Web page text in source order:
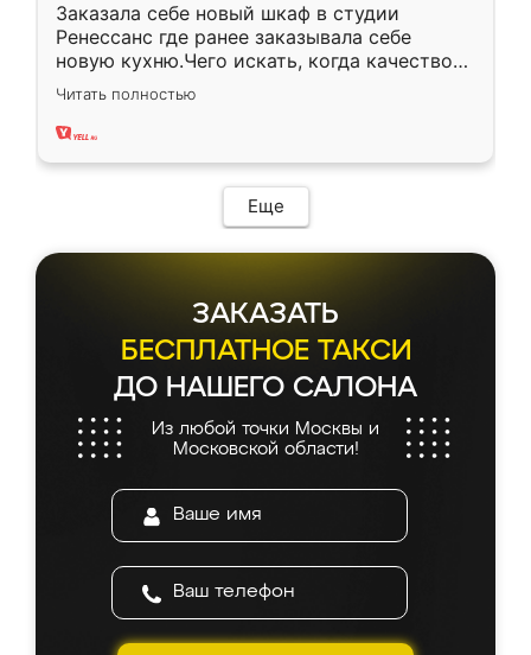
Заказала себе новый шкаф в студии
Ренессанс где ранее заказывала себе
новую кухню.Чего искать, когда качеством
вполне довольна. Служит кухня уже почти
два года, нареканий нет.
Читать полностью
Еще
ЗАКАЗАТЬ
БЕСПЛАТНОЕ ТАКСИ
ДО НАШЕГО САЛОНА
Из любой точки Москвы и
Московской области!